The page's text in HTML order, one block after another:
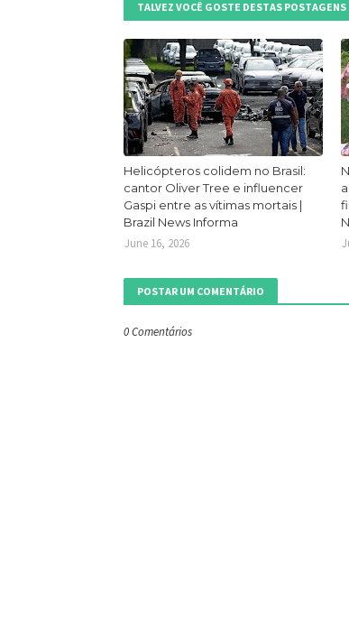
TALVEZ VOCÊ GOSTE DESTAS POSTAGENS
Helicópteros colidem no Brasil:
cantor Oliver Tree e influencer
Gaspi entre as vítimas mortais |
Brazil News Informa
June 16, 2026
POSTAR UM COMENTÁRIO
0 Comentários